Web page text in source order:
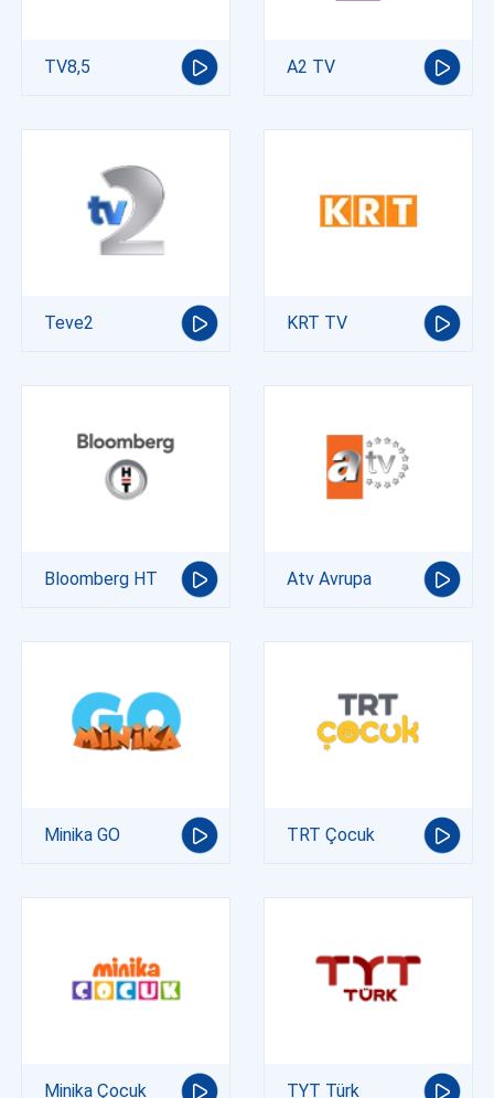
TV8,5 A2 TV
Teve2 KRT TV
Bloomberg HT Atv Avrupa
Minika GO TRT Çocuk
Minika Çocuk TYT Türk